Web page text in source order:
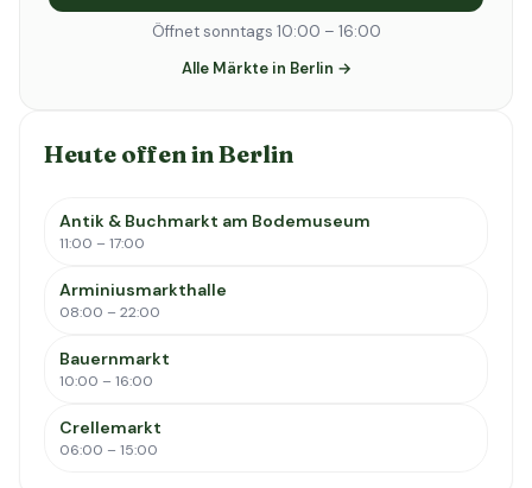
Öffnet sonntags 10:00 – 16:00
Alle Märkte in Berlin →
Heute offen in Berlin
Antik & Buchmarkt am Bodemuseum
11:00 – 17:00
Arminiusmarkthalle
08:00 – 22:00
Bauernmarkt
10:00 – 16:00
Crellemarkt
06:00 – 15:00